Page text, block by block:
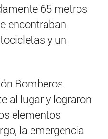
65 metros
encontraban
y un
Bomberos
al lugar y lograron
elementos
la emergencia